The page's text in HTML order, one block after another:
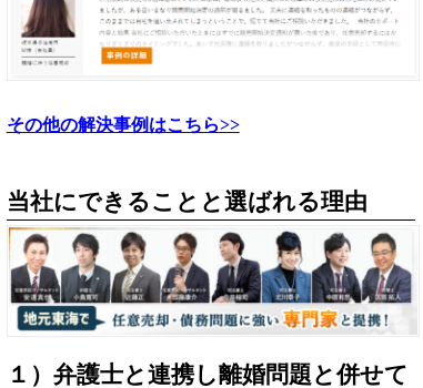
その他の解決事例はこちら>>
当社にできることと選ばれる理由
１）弁護士と連携し離婚問題と併せて